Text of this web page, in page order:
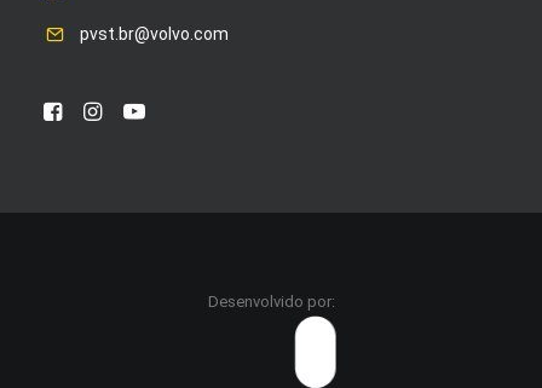
pvst.br@volvo.com
Desenvolvido por: